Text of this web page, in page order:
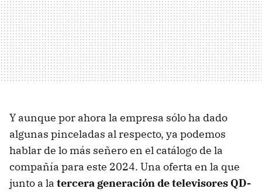
Y aunque por ahora la empresa sólo ha dado
algunas pinceladas al respecto, ya podemos
hablar de lo más señero en el catálogo de la
compañía para este 2024. Una oferta en la que
junto a la tercera generación de televisores QD-